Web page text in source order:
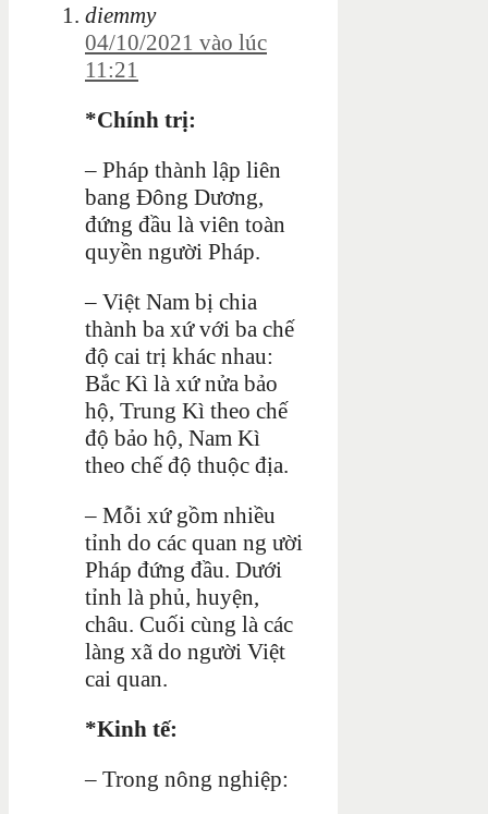
diemmy
04/10/2021 vào lúc
11:21
*Chính trị:
– Pháp thành lập liên
bang Đông Dương,
đứng đầu là viên toàn
quyền người Pháp.
– Việt Nam bị chia
thành ba xứ với ba chế
độ cai trị khác nhau:
Bắc Kì là xứ nửa bảo
hộ, Trung Kì theo chế
độ bảo hộ, Nam Kì
theo chế độ thuộc địa.
– Mỗi xứ gồm nhiều
tỉnh do các quan ng ười
Pháp đứng đầu. Dưới
tỉnh là phủ, huyện,
châu. Cuối cùng là các
làng xã do người Việt
cai quan.
*Kinh tế:
– Trong nông nghiệp: